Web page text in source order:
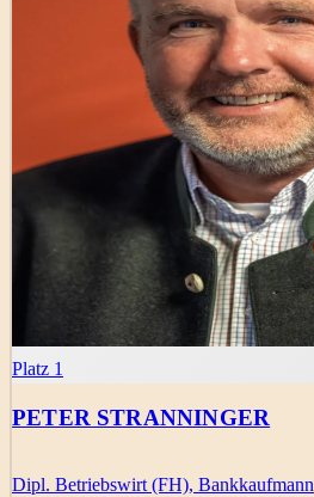
Platz 1
PETER STRANNINGER
Dipl. Betriebswirt (FH), Bankkaufmann